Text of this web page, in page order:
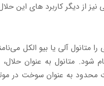
نیز از دیگر کاربرد های این
را متانول آلی یا بیو الکل
متانول به عنوان حلال،
به عنوان سوخت در